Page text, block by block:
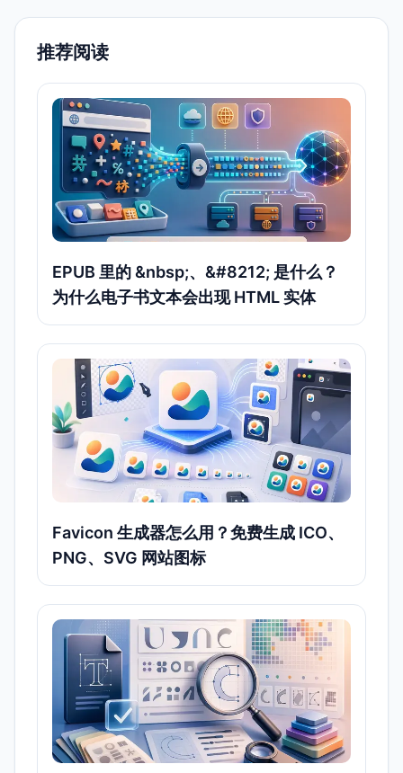
推荐阅读
EPUB 里的 &nbsp;、&#8212; 是什么？
为什么电子书文本会出现 HTML 实体
Favicon 生成器怎么用？免费生成 ICO、
PNG、SVG 网站图标